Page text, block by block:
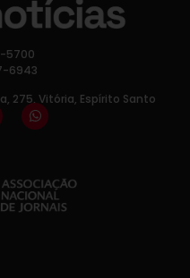
5700
6943
275, Vitória, Espírito Santo